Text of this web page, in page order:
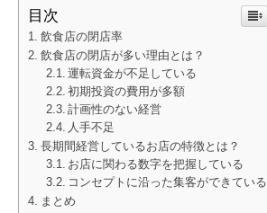
目次
飲食店の閉店率
飲食店の閉店が多い理由とは？
運転資金が不足している
初期投資の費用が多額
計画性のない経営
人手不足
長期間経営しているお店の特徴とは？
お店に関わる数字を把握している
コンセプトに沿った集客ができている
まとめ